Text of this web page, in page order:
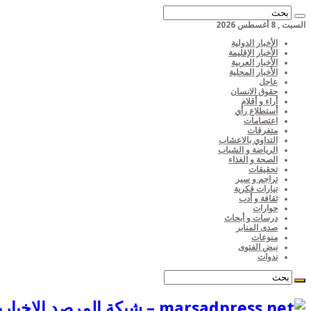
السبت , 8 أغسطس 2026
الأخبار الدولية
الأخبار الإقليمة
الأخبار العربية
الأخبار المحلية
عاجل
حقوق الانسان
أراء و أقلام
أستطلاع رأي
اعتصامات
متفرقات
التداوي بالاعشاب
الرياضة و الشباب
الصحة و الغذاء
تحقيقات
تراجم و سير
تيارات فكرية
ثقافة و أدب
حوارات
درسات و أبحاث
صدى المنابر
منوعات
نبض الفتوى
ندوات